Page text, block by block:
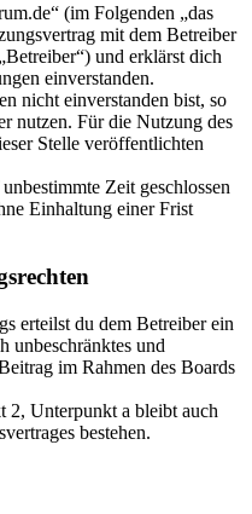
(im Folgenden „das
mit dem Betreiber
und erklärst dich
einverstanden.
nicht einverstanden bist, so
nutzen. Für die Nutzung des
Stelle veröffentlichten
Zeit geschlossen
Einhaltung einer Frist
erteilst du dem Betreiber ein
unbeschränktes und
im Rahmen des Boards
2, Unterpunkt a bleibt auch
bestehen.